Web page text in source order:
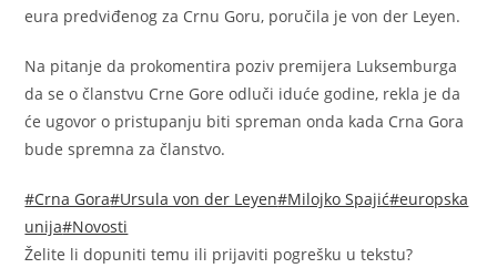
eura predviđenog za Crnu Goru, poručila je von der Leyen.
Na pitanje da prokomentira poziv premijera Luksemburga
da se o članstvu Crne Gore odluči iduće godine, rekla je da
će ugovor o pristupanju biti spreman onda kada Crna Gora
bude spremna za članstvo.
#Crna Gora#Ursula von der Leyen#Milojko Spajić#europska
unija#Novosti
Želite li dopuniti temu ili prijaviti pogrešku u tekstu?